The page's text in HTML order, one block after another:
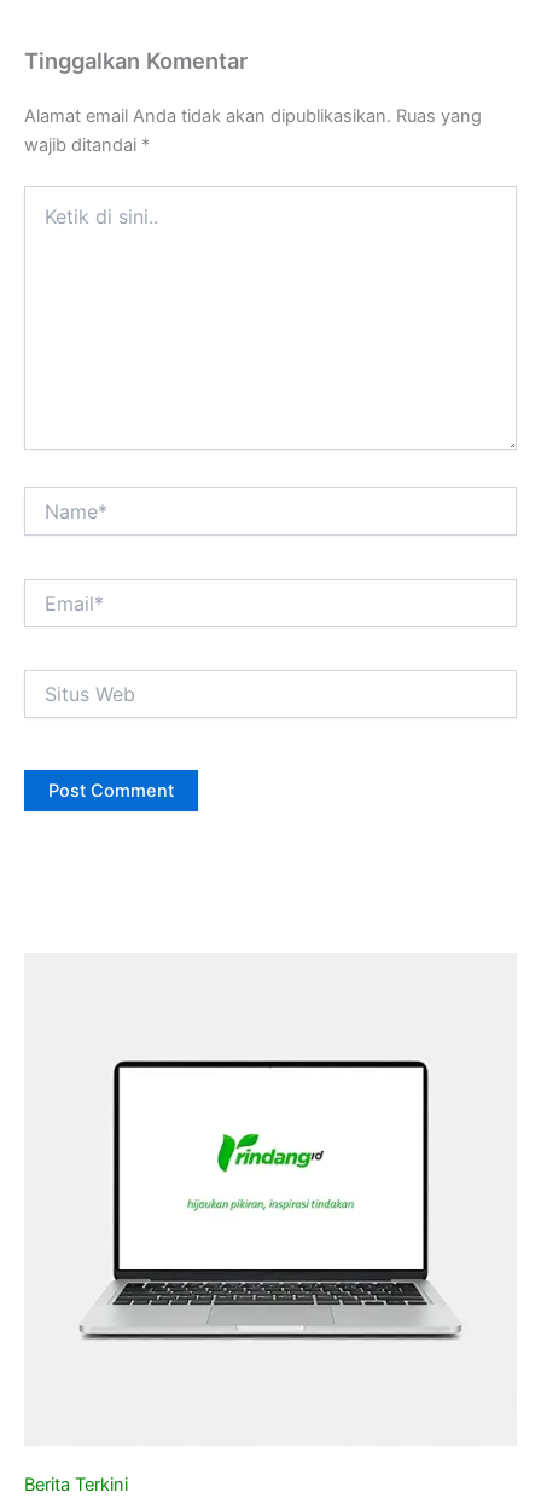
Tinggalkan Komentar
Alamat email Anda tidak akan dipublikasikan. Ruas yang
wajib ditandai *
Web
Berita Terkini